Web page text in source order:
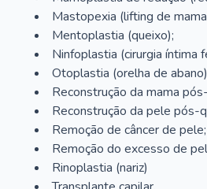
Mastopexia (lifting de
Mentoplastia (queixo);
Ninfoplastia (cirurgia íntima
Otoplastia (orelha de
Reconstrução da mama
Reconstrução da pele pós-
Remoção de câncer de pele;
Remoção do excesso de
Rinoplastia (nariz)